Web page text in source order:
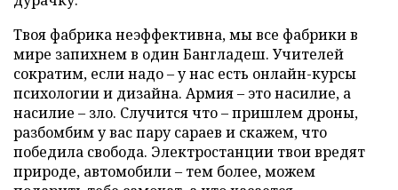
Твоя фабрика неэффективна, мы все фабрики в
мире запихнем в один Бангладеш. Учителей
сократим, если надо – у нас есть онлайн-курсы
психологии и дизайна. Армия – это насилие, а
насилие – зло. Случится что – пришлем дроны,
разбомбим у вас пару сараев и скажем, что
победила свобода. Электростанции твои вредят
природе, автомобили – тем более, можем